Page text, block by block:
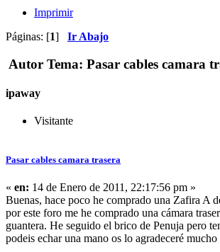
Imprimir
Páginas: [1] Ir Abajo
Autor Tema: Pasar cables camara
ipaway
Visitante
Pasar cables camara trasera
« en: 14 de Enero de 2011, 22:17:56 pm »
Buenas, hace poco he comprado una Zafira A
por este foro me he comprado una cámara
guantera. He seguido el brico de Penuja pero
podeis echar una mano os lo agradeceré mucho